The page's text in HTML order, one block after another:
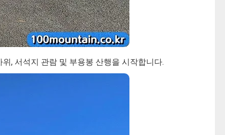
, 서석지 관람 및 부용봉 산행을 시작합니다.